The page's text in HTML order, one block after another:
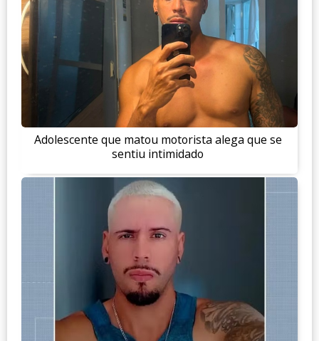
Adolescente que matou motorista alega que se
sentiu intimidado